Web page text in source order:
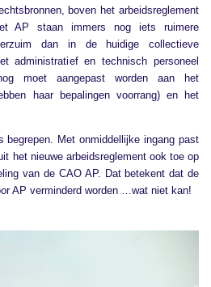
boven het arbeidsreglement
AP staan immers nog iets ruimere
dan in de huidige collectieve
administratief en technisch personeel
moet aangepast worden aan het
haar bepalingen voorrang) en het
begrepen. Met onmiddellijke ingang past
het nieuwe arbeidsreglement ook toe op
van de CAO AP. Dat betekent dat de
AP verminderd worden …wat niet kan!